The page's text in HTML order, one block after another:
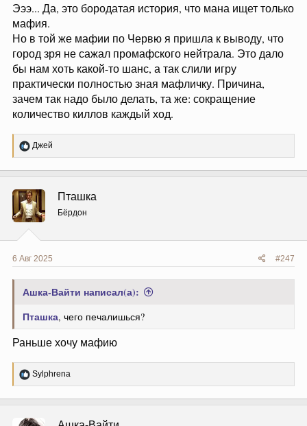
Эээ... Да, это бородатая история, что мана ищет только
мафия.
Но в той же мафии по Червю я пришла к выводу, что
город зря не сажал промафского нейтрала. Это дало
бы нам хоть какой-то шанс, а так слили игру
практически полностью зная мафличку. Причина,
зачем так надо было делать, та же: сокращение
количество киллов каждый ход.
Р
е
ц
и
и
:
Джей
Пташка
Бёрдон
6 Авг 2025 #247
Ашка-Вайти написал(а):
Пташка, чего печалишься?
Раньше хочу мафию
Р
е
ц
Sylphrena